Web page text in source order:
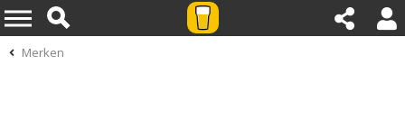
Merken